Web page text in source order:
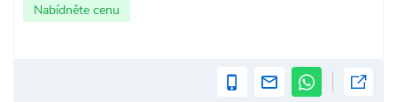
Nabídněte cenu